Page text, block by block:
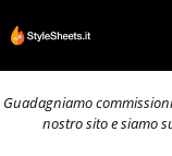
al
contenuto
Guadagniamo
nostro sito e siamo